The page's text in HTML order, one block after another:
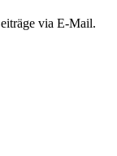
via E-Mail.